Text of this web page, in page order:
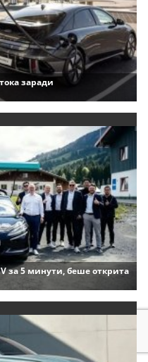
заради
за 5 минути, беше открита